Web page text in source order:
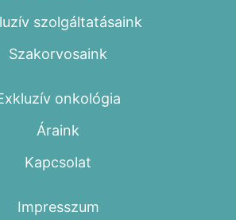
szolgáltatásaink
Szakorvosaink
onkológia
Áraink
Kapcsolat
Impresszum